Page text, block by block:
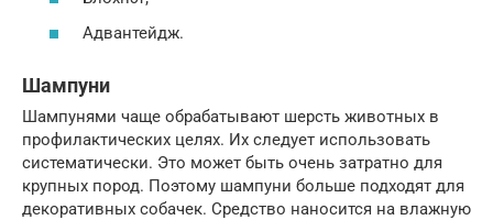
Адвантейдж.
Шампуни
Шампунями чаще обрабатывают шерсть животных в
профилактических целях. Их следует использовать
систематически. Это может быть очень затратно для
крупных пород. Поэтому шампуни больше подходят для
декоративных собачек. Средство наносится на влажную